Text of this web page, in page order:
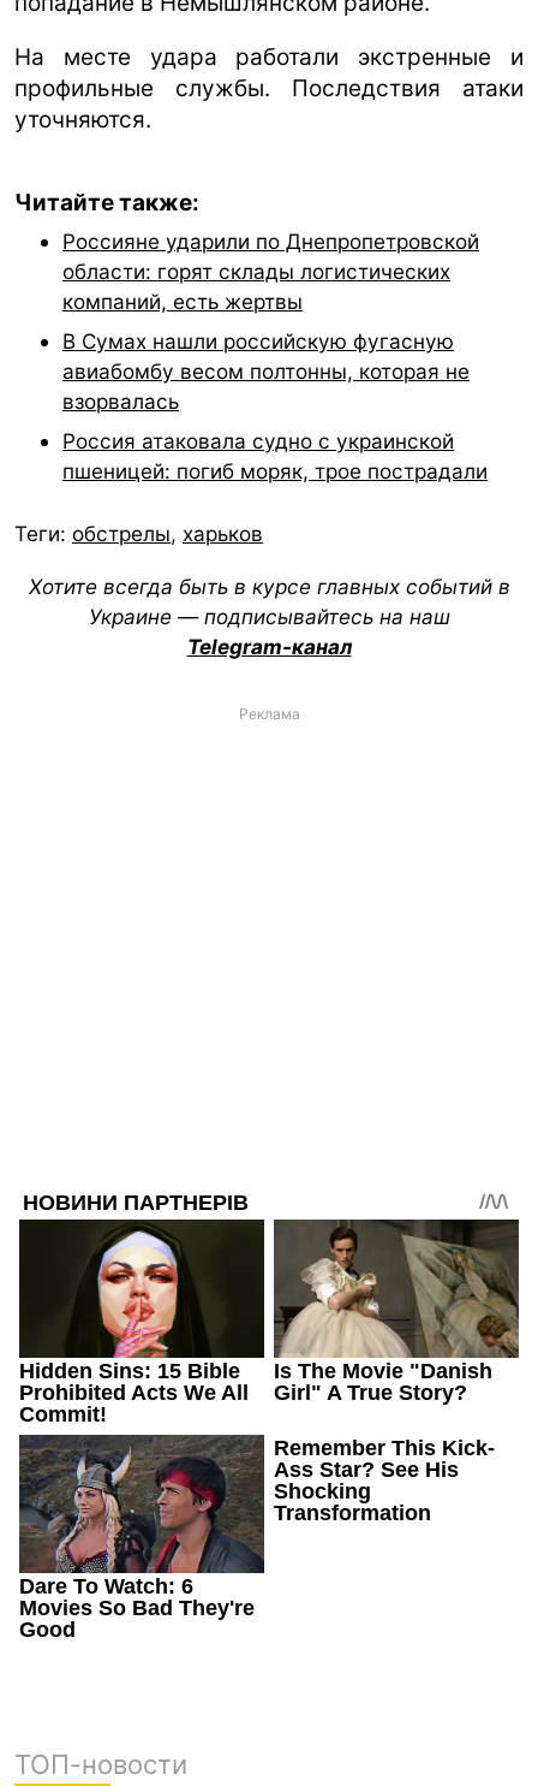
На месте удара работали экстренные и
профильные службы. Последствия атаки
уточняются.
Читайте также:
Россияне ударили по Днепропетровской
области: горят склады логистических
компаний, есть жертвы
В Сумах нашли российскую фугасную
авиабомбу весом полтонны, которая не
взорвалась
Россия атаковала судно с украинской
пшеницей: погиб моряк, трое пострадали
Теги: обстрелы, харьков
Хотите всегда быть в курсе главных событий в
Украине — подписывайтесь на наш
Telegram-канал
Реклама
ТОП-новости